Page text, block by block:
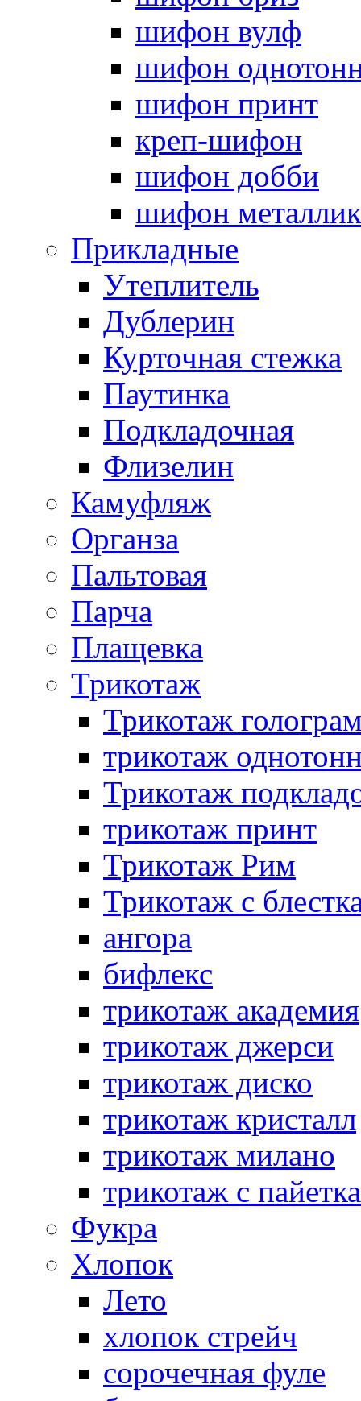
шифон вулф
шифон
шифон принт
креп-шифон
шифон добби
шифон металлик
Прикладные
Утеплитель
Дублерин
Курточная стежка
Паутинка
Подкладочная
Флизелин
Камуфляж
Органза
Пальтовая
Парча
Плащевка
Трикотаж
Трикотаж
трикотаж
Трикотаж
трикотаж принт
Трикотаж Рим
Трикотаж с
ангора
бифлекс
трикотаж академия
трикотаж джерси
трикотаж диско
трикотаж кристалл
трикотаж милано
трикотаж с
Фукра
Хлопок
Лето
хлопок стрейч
cорочечная фуле